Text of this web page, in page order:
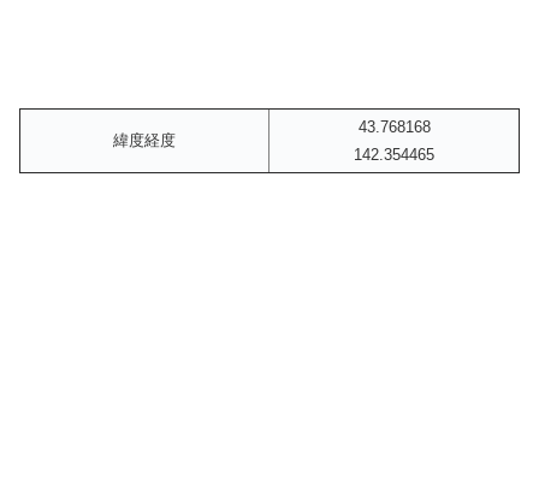
緯度経度
43.768168
142.354465